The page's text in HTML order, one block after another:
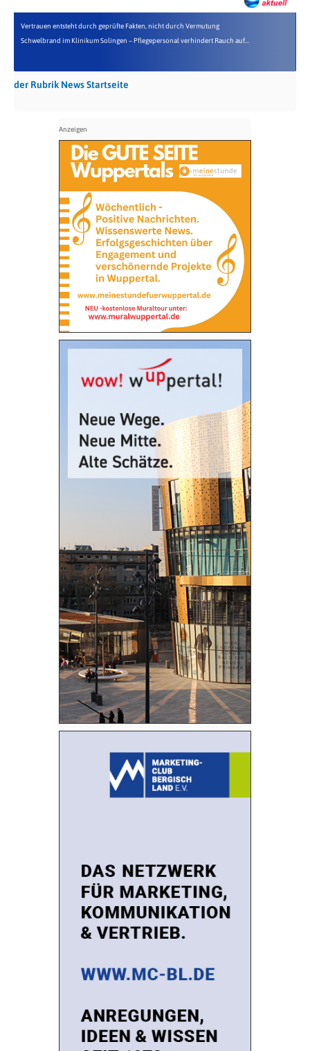
Vertrauen entsteht durch geprüfte Fakten, nicht durch Vermutung
Schwelbrand im Klinikum Solingen – Pflegepersonal verhindert Rauch auf...
der Rubrik News Startseite